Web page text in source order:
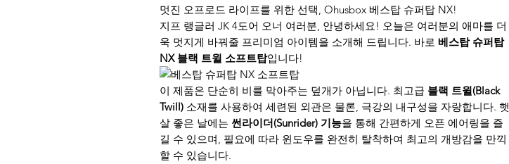
멋진 오프로드 라이프를 위한 선택, Ohusbox 베스탑 슈퍼탑 NX!
지프 랭글러 JK 4도어 오너 여러분, 안녕하세요! 오늘은 여러분의 애마를 더
욱 멋지게 바꿔줄 프리미엄 아이템을 소개해 드립니다. 바로 베스탑 슈퍼탑
NX 블랙 트윌 소프트탑입니다!
이 제품은 단순히 비를 막아주는 덮개가 아닙니다. 최고급 블랙 트윌(Black
Twill) 소재를 사용하여 세련된 외관은 물론, 극강의 내구성을 자랑합니다. 햇
살 좋은 날에는 썬라이더(Sunrider) 기능을 통해 간편하게 오픈 에어링을 즐
길 수 있으며, 필요에 따라 윈도우를 완전히 탈착하여 최고의 개방감을 만끽
할 수 있습니다.